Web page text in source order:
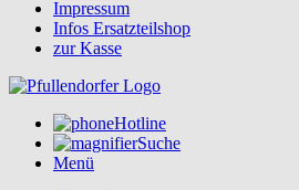
Impressum
Infos Ersatzteilshop
zur Kasse
Hotline
Suche
Menü